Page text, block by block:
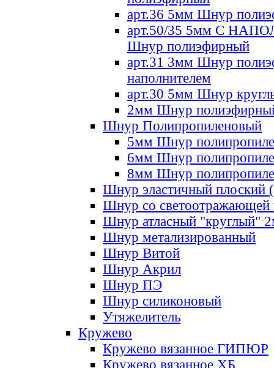
арт.36 5мм Шнур
арт.50/35 5мм С
Шнур полиэфирный
арт.31 3мм Шнур
наполнителем
арт.30 5мм Шнур
2мм Шнур
Шнур Полипропиленовый
5мм Шнур
6мм Шнур
8мм Шнур
Шнур эластичный плоский
Шнур со светоотражающей
Шнур атласный "круглый"
Шнур метализированный
Шнур Витой
Шнур Акрил
Шнур ПЭ
Шнур силиконовый
Утяжелитель
Кружево
Кружево вязанное ГИПЮР
Кружево вязанное ХБ